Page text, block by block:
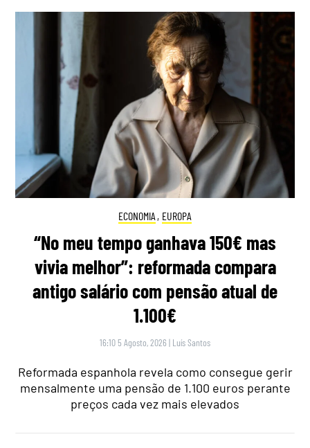
ECONOMIA , EUROPA
“No meu tempo ganhava 150€ mas
vivia melhor”: reformada compara
antigo salário com pensão atual de
1.100€
16:10 5 Agosto, 2026 | Luís Santos
Reformada espanhola revela como consegue gerir
mensalmente uma pensão de 1.100 euros perante
preços cada vez mais elevados